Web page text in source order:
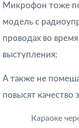
Микрофон тоже
модель с
проводах во
выступления;
А также не
повысят качество
Караоке